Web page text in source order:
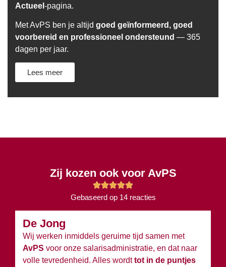
Actueel -pagina.
Met AvPS ben je altijd goed geïnformeerd, goed
voorbereid en professioneel ondersteund — 365
dagen per jaar.
Lees meer
Zij kozen ook voor AvPS
Gebaseerd op 14 reacties
De Jong
Wij werken inmiddels geruime tijd samen met
AvPS voor onze salarisadministratie, en dat naar
volle tevredenheid. Alles wordttot in de puntjes